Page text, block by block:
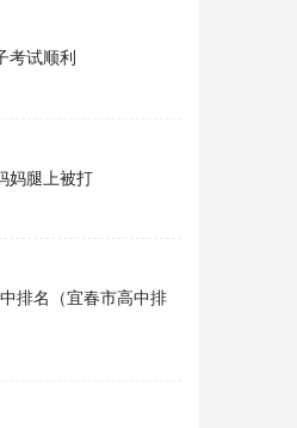
考试顺利
妈腿上被打
排名（宜春市高中排